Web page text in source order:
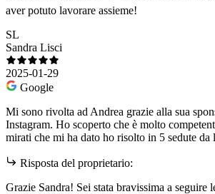
aver potuto lavorare assieme!
SL
Sandra Lisci
2025-01-29
Google
Mi sono rivolta ad Andrea grazie alla sua
Instagram. Ho scoperto che è molto
mirati che mi ha dato ho risolto in 5 sedute
Risposta del proprietario:
Grazie Sandra! Sei stata bravissima a seguire